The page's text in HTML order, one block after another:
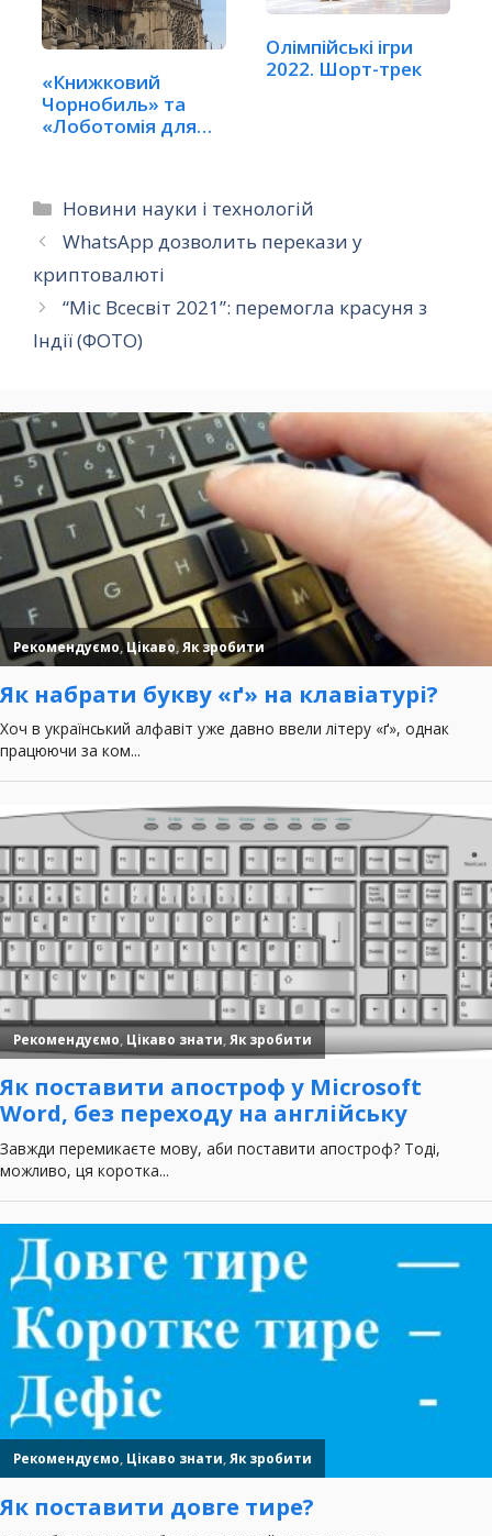
«Книжковий
Чорнобиль» та
«Лоботомія для
Олімпійські ігри
2022. Шорт-трек
Категорії
Новини науки і технологій
WhatsApp дозволить перекази у
криптовалюті
“Міс Всесвіт 2021”: перемогла красуня з
Індії (ФОТО)